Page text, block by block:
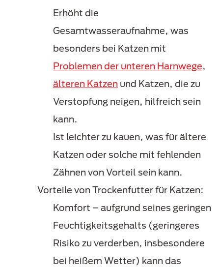
Erhöht die
Gesamtwasseraufnahme, was
besonders bei Katzen mit
Problemen der unteren Harnwege,
älteren Katzen und Katzen, die zu
Verstopfung neigen, hilfreich sein
kann.
Ist leichter zu kauen, was für ältere
Katzen oder solche mit fehlenden
Zähnen von Vorteil sein kann.
Vorteile von Trockenfutter für Katzen:
Komfort – aufgrund seines geringen
Feuchtigkeitsgehalts (geringeres
Risiko zu verderben, insbesondere
bei heißem Wetter) kann das